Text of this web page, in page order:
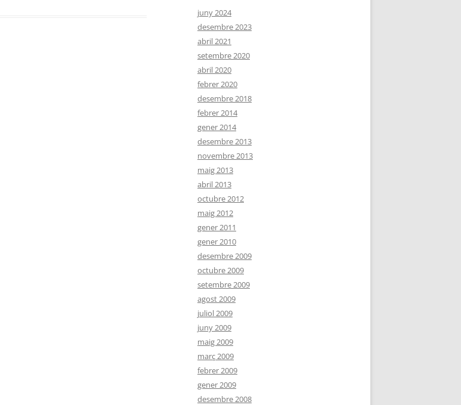
juny 2024
desembre 2023
abril 2021
setembre 2020
abril 2020
febrer 2020
desembre 2018
febrer 2014
gener 2014
desembre 2013
novembre 2013
maig 2013
abril 2013
octubre 2012
maig 2012
gener 2011
gener 2010
desembre 2009
octubre 2009
setembre 2009
agost 2009
juliol 2009
juny 2009
maig 2009
març 2009
febrer 2009
gener 2009
desembre 2008